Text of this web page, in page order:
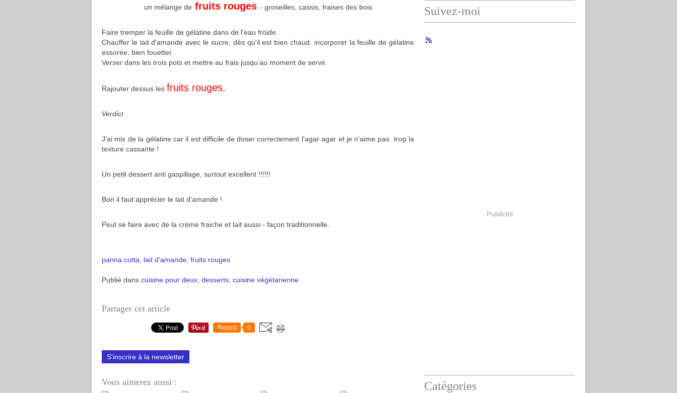
un mélange de fruits rouges - groseilles, cassis, fraises des bois
Faire tremper la feuille de gélatine dans de l'eau froide.
Chauffer le lait d'amande avec le sucre, dès qu'il est bien chaud, incorporer la feuille de gélatine
essorée, bien fouetter.
Verser dans les trois pots et mettre au frais jusqu’au moment de servir.
Rajouter dessus les fruits rouges.
Verdict :
J'ai mis de la gélatine car il est difficile de doser correctement l'agar agar et je n'aime pas trop la
texture cassante !
Un petit dessert anti gaspillage, surtout excellent !!!!!!
Bon il faut apprécier le lait d'amande !
Peut se faire avec de la crème fraiche et lait aussi - façon traditionnelle.
panna cotta lait d'amande fruits rouges
Publié dans cuisine pour deux desserts cuisine végétarienne
Partager cet article
Repost 0
S'inscrire à la newsletter
Vous aimerez aussi :
Suivez-moi
Publicité
Catégories